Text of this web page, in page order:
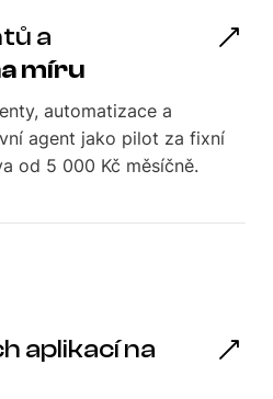
a
míru
automatizace a
agent jako pilot za fixní
od 5 000 Kč měsíčně.
aplikací na